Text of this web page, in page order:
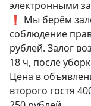
электронными
❗ Мы берём
соблюдение
рублей. Залог
18 ч, после
Цена в
второго гостя